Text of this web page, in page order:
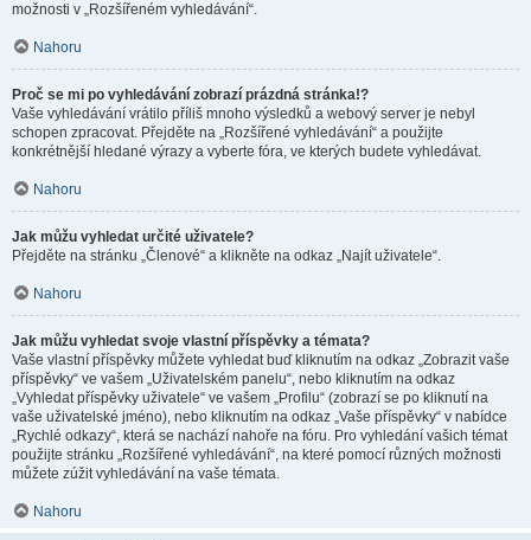
možnosti v „Rozšířeném vyhledávání“.
Nahoru
Proč se mi po vyhledávání zobrazí prázdná stránka!?
Vaše vyhledávání vrátilo příliš mnoho výsledků a webový server je nebyl
schopen zpracovat. Přejděte na „Rozšířené vyhledávání“ a použijte
konkrétnější hledané výrazy a vyberte fóra, ve kterých budete vyhledávat.
Nahoru
Jak můžu vyhledat určité uživatele?
Přejděte na stránku „Členové“ a klikněte na odkaz „Najít uživatele“.
Nahoru
Jak můžu vyhledat svoje vlastní příspěvky a témata?
Vaše vlastní příspěvky můžete vyhledat buď kliknutím na odkaz „Zobrazit vaše
příspěvky“ ve vašem „Uživatelském panelu“, nebo kliknutím na odkaz
„Vyhledat příspěvky uživatele“ ve vašem „Profilu“ (zobrazí se po kliknutí na
vaše uživatelské jméno), nebo kliknutím na odkaz „Vaše příspěvky“ v nabídce
„Rychlé odkazy“, která se nachází nahoře na fóru. Pro vyhledání vašich témat
použijte stránku „Rozšířené vyhledávání“, na které pomocí různých možnosti
můžete zúžit vyhledávání na vaše témata.
Nahoru